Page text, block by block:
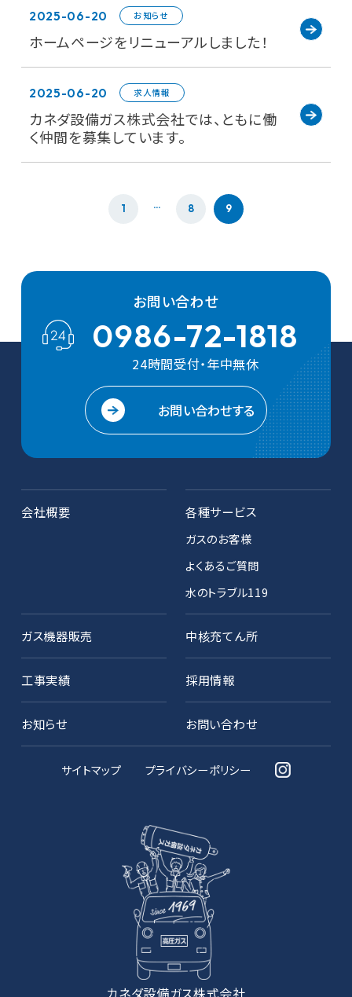
2025-06-20 お知らせ
ホームページをリニューアルしました！
2025-06-20 求人情報
カネダ設備ガス株式会社では、ともに働
く仲間を募集しています。
1 … 8 9
お問い合わせ
0986-72-1818
24時間受付・年中無休
お問い合わせする
カネダ設備ガス株式会社
会社概要 各種サービス
ガスのお客様
よくあるご質問
水のトラブル119
ガス機器販売 中核充てん所
工事実績 採用情報
お知らせ お問い合わせ
サイトマップ プライバシーポリシー